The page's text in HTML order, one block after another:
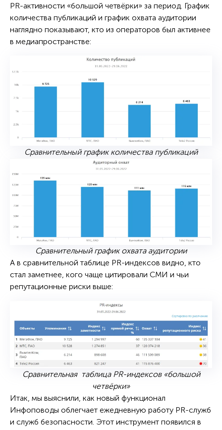
PR-активности «большой четвёрки» за период. График
количества публикаций и график охвата аудитории
наглядно показывают, кто из операторов был активнее
в медиапространстве:
Сравнительный график количества публикаций
Сравнительный график охвата аудитории
А в сравнительной таблице PR-индексов видно, кто
стал заметнее, кого чаще цитировали СМИ и чьи
репутационные риски выше:
Сравнительная таблица PR-индексов «большой
четвёрки»
Итак, мы выяснили, как новый функционал
Инфоповоды облегчает ежедневную работу PR-служб
и служб безопасности. Этот инструмент появился в